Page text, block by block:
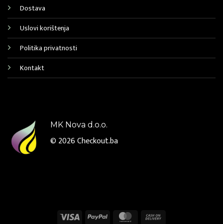
Dostava
Uslovi korištenja
Politika privatnosti
Kontakt
MK Nova d.o.o.
© 2026Checkout.ba